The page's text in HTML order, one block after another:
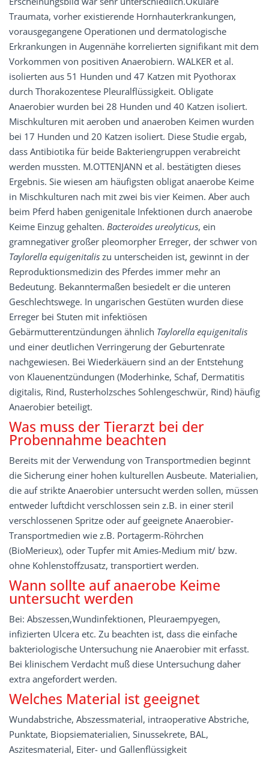
Traumata, vorher existierende Hornhauterkrankungen,
vorausgegangene Operationen und dermatologische
Erkrankungen in Augennähe korrelierten signifikant mit dem
Vorkommen von positiven Anaerobiern. WALKER et al.
isolierten aus 51 Hunden und 47 Katzen mit Pyothorax
durch Thorakozentese Pleuralflüssigkeit. Obligate
Anaerobier wurden bei 28 Hunden und 40 Katzen isoliert.
Mischkulturen mit aeroben und anaeroben Keimen wurden
bei 17 Hunden und 20 Katzen isoliert. Diese Studie ergab,
dass Antibiotika für beide Bakteriengruppen verabreicht
werden mussten. M.OTTENJANN et al. bestätigten dieses
Ergebnis. Sie wiesen am häufigsten obligat anaerobe Keime
in Mischkulturen nach mit zwei bis vier Keimen. Aber auch
beim Pferd haben genigenitale Infektionen durch anaerobe
Keime Einzug gehalten. Bacteroides ureolyticus, ein
gramnegativer großer pleomorpher Erreger, der schwer von
Taylorella equigenitalis zu unterscheiden ist, gewinnt in der
Reproduktionsmedizin des Pferdes immer mehr an
Bedeutung. Bekanntermaßen besiedelt er die unteren
Geschlechtswege. In ungarischen Gestüten wurden diese
Erreger bei Stuten mit infektiösen
Gebärmutterentzündungen ähnlich Taylorella equigenitalis
und einer deutlichen Verringerung der Geburtenrate
nachgewiesen. Bei Wiederkäuern sind an der Entstehung
von Klauenentzündungen (Moderhinke, Schaf, Dermatitis
digitalis, Rind, Rusterholzsches Sohlengeschwür, Rind) häufig
Anaerobier beteiligt.
Was muss der Tierarzt bei der
Probennahme beachten
Bereits mit der Verwendung von Transportmedien beginnt
die Sicherung einer hohen kulturellen Ausbeute. Materialien,
die auf strikte Anaerobier untersucht werden sollen, müssen
entweder luftdicht verschlossen sein z.B. in einer steril
verschlossenen Spritze oder auf geeignete Anaerobier-
Transportmedien wie z.B. Portagerm-Röhrchen
(BioMerieux), oder Tupfer mit Amies-Medium mit/ bzw.
ohne Kohlenstoffzusatz, transportiert werden.
Wann sollte auf anaerobe Keime
untersucht werden
Bei: Abszessen,Wundinfektionen, Pleuraempyegen,
infizierten Ulcera etc. Zu beachten ist, dass die einfache
bakteriologische Untersuchung nie Anaerobier mit erfasst.
Bei klinischem Verdacht muß diese Untersuchung daher
extra angefordert werden.
Welches Material ist geeignet
Wundabstriche, Abszessmaterial, intraoperative Abstriche,
Punktate, Biopsiematerialien, Sinussekrete, BAL,
Aszitesmaterial, Eiter- und Gallenflüssigkeit